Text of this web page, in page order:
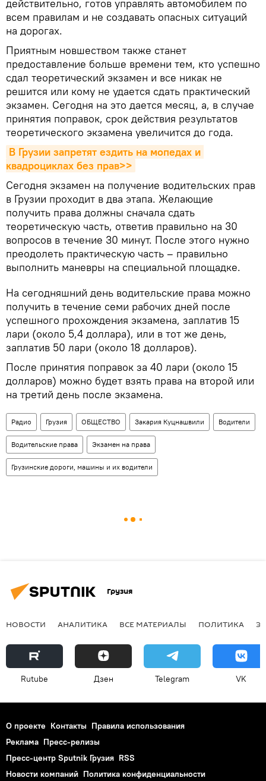
действительно, готов управлять автомобилем по
всем правилам и не создавать опасных ситуаций
на дорогах.
Приятным новшеством также станет
предоставление больше времени тем, кто успешно
сдал теоретический экзамен и все никак не
решится или кому не удается сдать практический
экзамен. Сегодня на это дается месяц, а, в случае
принятия поправок, срок действия результатов
теоретического экзамена увеличится до года.
В Грузии запретят ездить на мопедах и
квадроциклах без прав>>
Сегодня экзамен на получение водительских прав
в Грузии проходит в два этапа. Желающие
получить права должны сначала сдать
теоретическую часть, ответив правильно на 30
вопросов в течение 30 минут. После этого нужно
преодолеть практическую часть – правильно
выполнить маневры на специальной площадке.
На сегодняшний день водительские права можно
получить в течение семи рабочих дней после
успешного прохождения экзамена, заплатив 15
лари (около 5,4 доллара), или в тот же день,
заплатив 50 лари (около 18 долларов).
После принятия поправок за 40 лари (около 15
долларов) можно будет взять права на второй или
на третий день после экзамена.
Радио Грузия ОБЩЕСТВО Закария Куцнашвили Водители
Водительские права Экзамен на права
Грузинские дороги, машины и их водители
Грузия
НОВОСТИ АНАЛИТИКА ВСЕ МАТЕРИАЛЫ ПОЛИТИКА
Rutube Дзен Telegram VK
О проекте Контакты Правила использования
Реклама Пресс-релизы
Пресс-центр Sputnik Грузия RSS
Новости компаний Политика конфиденциальности